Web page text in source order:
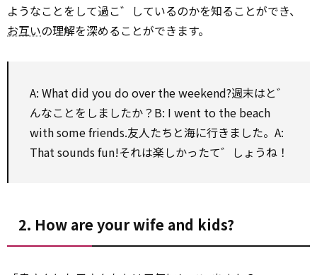
ようなことをして過こ゛しているのかを知ることができ、
お互いの理解を深めることができます。
A: What did you dooverthe weekend?週末はと゛
んなことをしましたか？B: I went to the beach
withsome friends.友人たちと海に行きました。A:
That sounds fun!それは楽しかったて゛しょうね！
2. How are your wife and kids?